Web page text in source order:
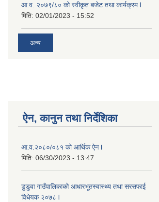
आ.व. २०७९/८० को स्वीकृत बजेट तथा कार्यक्रम l
मिति: 02/01/2023 - 15:52
अन्य
ऐन, कानुन तथा निर्देशिका
आ.व.२०८०/०८१ को आर्थिक ऐन l
मिति: 06/30/2023 - 13:47
डुडुवा गाउँपालिकाको आधारभूतस्वास्थ्य तथा सरसफाई
विधेयक २०७८ l